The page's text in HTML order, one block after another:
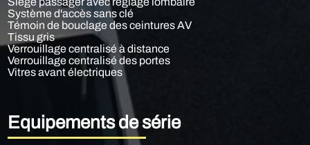
Système d'accès sans clé
Témoin de bouclage des ceintures AV
Tissu gris
Verrouillage centralisé à distance
Verrouillage centralisé des portes
Vitres avant électriques
Equipements de série